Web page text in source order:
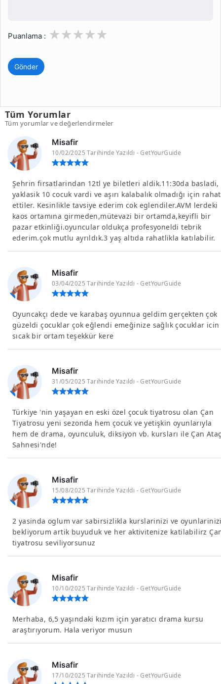
Puanlama : 3
2
1
Gönder
Tüm Yorumlar
Tüm yorumlar ve değerlendirmeler
Misafir
10/02/2025 Tarihinde Yazıldı - GetYourGuide
Şehrin firsatlarindan 12tl ye biletleri aldik.11:30da basladi,
yaklasik 10 cocuk vardi ve aşırı kalabalık olmadığı için rahat
ettiler. Kesinlikle tavsiye ederim cok eglendiler.AVM lerdeki
kaos ortamına girmeden,mütevazi bir ortamda,keyifli bir
pazar etkinliği.oyuncular oldukça profesyoneldi tebrik
ederim.çok mutlu ayrıldık.3 yaş altıda rahatlikla katılabilir.
Misafir
03/04/2025 Tarihinde Yazıldı - GetYourGuide
Oyuncakçı dede ve karabaş oyunnua geldim gerçekten çok
güzeldi çocuklar çok eğlendi emeğinize sağlık çocuklar icin
sıcak bir ortam teşekkür kere
Misafir
31/05/2025 Tarihinde Yazıldı - GetYourGuide
Türkiye 'nin yaşayan en eski özel çocuk tiyatrosu olan Çan
Tiyatrosu yeni sezonda hem çocuk ve yetişkin oyunlarıyla
hem de drama, oyunculuk, diksiyon vb. kursları ile Çan
Sahnesi'nde!
Misafir
15/08/2025 Tarihinde Yazıldı - GetYourGuide
2 yasinda oglum var sabirsizlikla kurslarinizi ve
bekliyorum artik buyuduk ve her aktivitenize katilabilirz
tiyatrosu seviliyorsunuz
Misafir
10/10/2025 Tarihinde Yazıldı - GetYourGuide
Merhaba, 6,5 yaşındaki kızım için yaratıcı drama kursu
araştırıyorum. Hala veriyor musun
Misafir
17/10/2025 Tarihinde Yazıldı - GetYourGuide